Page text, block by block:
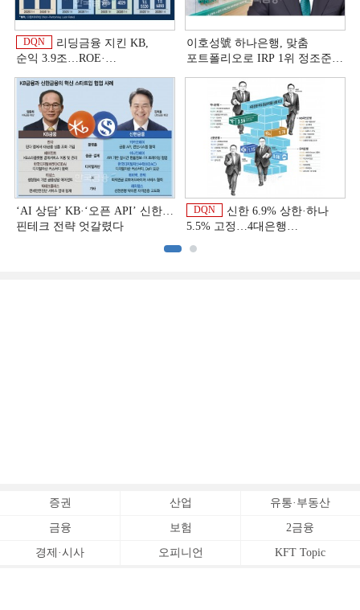
DQN
리딩금융 지킨 KB,
순익 3.9조…ROE·
상반기 금융 리그테이블]
이호성號 하나은행, 맞춤
포트폴리오로 IRP 1위 정조준
‘AI 상담’ KB·‘오픈 API’ 신한…
핀테크 전략 엇갈렸다
DQN
신한 6.9% 상한·하나
5.5% 고정…4대은행
증권 산업 유통·부동산
금융 보험 2금융
경제·시사 오피니언 KFT Topic